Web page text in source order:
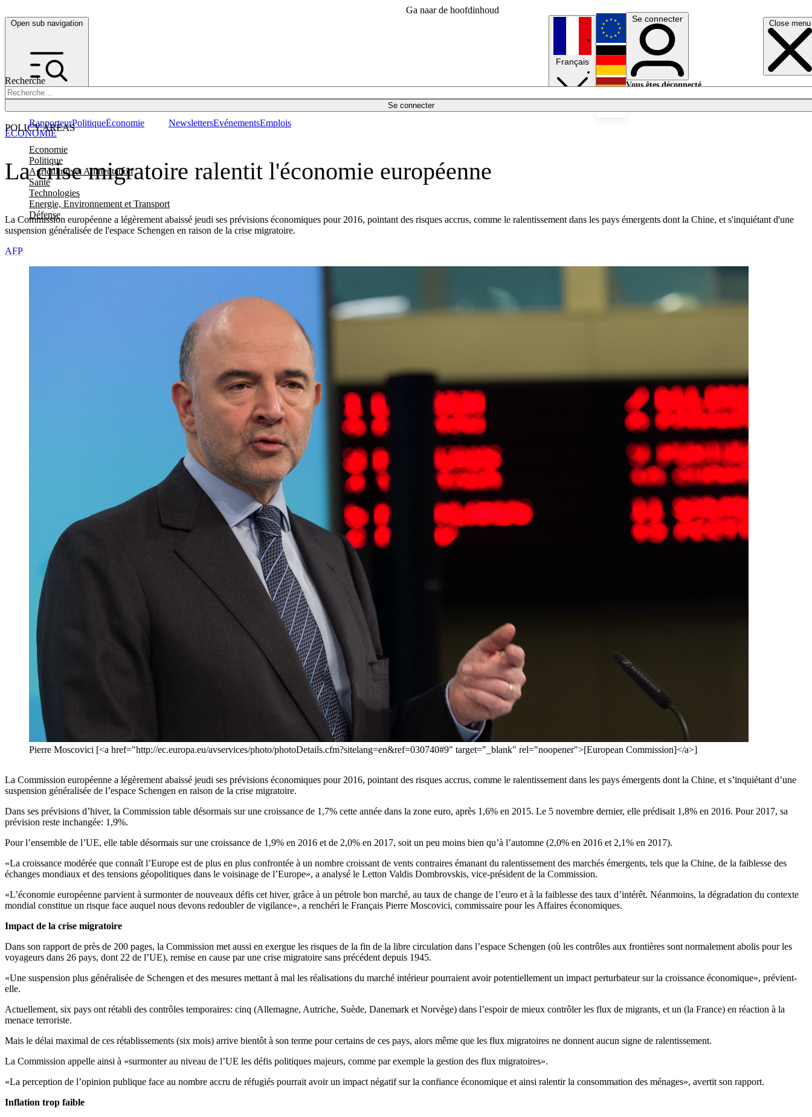
Ga naar de hoofdinhoud
Open sub navigation Close menu
Recherche
Se connecter
POLICY AREAS
Economie
Politique
Agriculture et Alimentation
Santé
Technologies
Energie, Environnement et Transport
Défense
RapporteurPolitiqueÉconomie NewslettersEvénementsEmplois
Français
English
Deutsch
Se connecter
Vous êtes déconnecté.
La crise migratoire ralentit l'économie européenne
La Commission européenne a légèrement abaissé jeudi ses prévisions économiques pour 2016, pointant des risques accrus, comme le ralentissement dans les pays émergents dont la Chine, et s'inquiétant d'une
suspension généralisée de l'espace Schengen en raison de la crise migratoire.
ÉCONOMIE
AFP
Pierre Moscovici [<a href="http://ec.europa.eu/avservices/photo/photoDetails.cfm?sitelang=en&ref=030740#9" target="_blank" rel="noopener">[European Commission]</a>]
La Commission européenne a légèrement abaissé jeudi ses prévisions économiques pour 2016, pointant des risques accrus, comme le ralentissement dans les pays émergents dont la Chine, et s’inquiétant d’une
suspension généralisée de l’espace Schengen en raison de la crise migratoire.
Dans ses prévisions d’hiver, la Commission table désormais sur une croissance de 1,7% cette année dans la zone euro, après 1,6% en 2015. Le 5 novembre dernier, elle prédisait 1,8% en 2016. Pour 2017, sa
prévision reste inchangée: 1,9%.
Pour l’ensemble de l’UE, elle table désormais sur une croissance de 1,9% en 2016 et de 2,0% en 2017, soit un peu moins bien qu’à l’automne (2,0% en 2016 et 2,1% en 2017).
«La croissance modérée que connaît l’Europe est de plus en plus confrontée à un nombre croissant de vents contraires émanant du ralentissement des marchés émergents, tels que la Chine, de la faiblesse des
échanges mondiaux et des tensions géopolitiques dans le voisinage de l’Europe», a analysé le Letton Valdis Dombrovskis, vice-président de la Commission.
«L’économie européenne parvient à surmonter de nouveaux défis cet hiver, grâce à un pétrole bon marché, au taux de change de l’euro et à la faiblesse des taux d’intérêt. Néanmoins, la dégradation du contexte
mondial constitue un risque face auquel nous devons redoubler de vigilance», a renchéri le Français Pierre Moscovici, commissaire pour les Affaires économiques.
Impact de la crise migratoire
Dans son rapport de près de 200 pages, la Commission met aussi en exergue les risques de la fin de la libre circulation dans l’espace Schengen (où les contrôles aux frontières sont normalement abolis pour les
voyageurs dans 26 pays, dont 22 de l’UE), remise en cause par une crise migratoire sans précédent depuis 1945.
«Une suspension plus généralisée de Schengen et des mesures mettant à mal les réalisations du marché intérieur pourraient avoir potentiellement un impact perturbateur sur la croissance économique», prévient-
elle.
Actuellement, six pays ont rétabli des contrôles temporaires: cinq (Allemagne, Autriche, Suède, Danemark et Norvège) dans l’espoir de mieux contrôler les flux de migrants, et un (la France) en réaction à la
menace terroriste.
Mais le délai maximal de ces rétablissements (six mois) arrive bientôt à son terme pour certains de ces pays, alors même que les flux migratoires ne donnent aucun signe de ralentissement.
La Commission appelle ainsi à «surmonter au niveau de l’UE les défis politiques majeurs, comme par exemple la gestion des flux migratoires».
«La perception de l’opinion publique face au nombre accru de réfugiés pourrait avoir un impact négatif sur la confiance économique et ainsi ralentir la consommation des ménages», avertit son rapport.
Inflation trop faible